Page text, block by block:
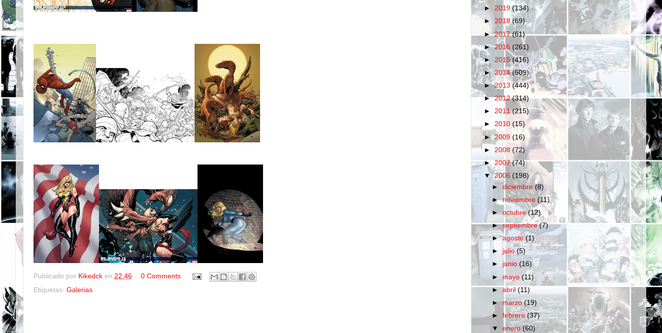
Publicado por Kikedck en 22:46
0 Comments
Etiquetas: Galerias
► 2019(134)
► 2018(69)
►2017(61)
►2016 (261)
► 2015 (416)
► 2014(509)
►2013 (444)
►2012(314)
► 2011(215)
► 2010 (15)
►2009 (16)
► 2008 (72)
► 2007(74)
▼2006 (198)
►diciembre(8)
►noviembre(11)
►octubre(12)
►septiembre(7)
►agosto(1)
► julio(5)
► junio(16)
► mayo(11)
►abril(11)
►marzo(19)
►febrero(37)
▼enero(60)